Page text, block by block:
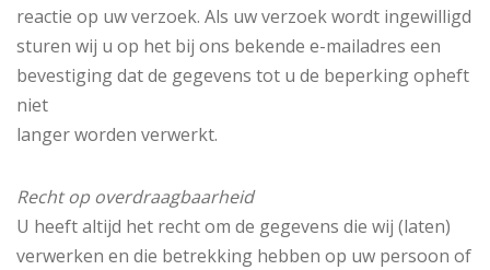
reactie op uw verzoek. Als uw verzoek wordt ingewilligd
sturen wij u op het bij ons bekende e-mailadres een
bevestiging dat de gegevens tot u de beperking opheft
niet
langer worden verwerkt.
Recht op overdraagbaarheid
U heeft altijd het recht om de gegevens die wij (laten)
verwerken en die betrekking hebben op uw persoon of